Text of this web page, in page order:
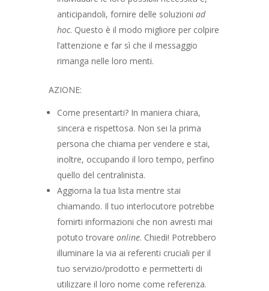
anticipandoli, fornire delle soluzioni ad
hoc. Questo è il modo migliore per colpire
l’attenzione e far sì che il messaggio
rimanga nelle loro menti.
AZIONE:
Come presentarti? In maniera chiara,
sincera e rispettosa. Non sei la prima
persona che chiama per vendere e stai,
inoltre, occupando il loro tempo, perfino
quello del centralinista.
Aggiorna la tua lista mentre stai
chiamando. Il tuo interlocutore potrebbe
fornirti informazioni che non avresti mai
potuto trovare online. Chiedi! Potrebbero
illuminare la via ai referenti cruciali per il
tuo servizio/prodotto e permetterti di
utilizzare il loro nome come referenza.